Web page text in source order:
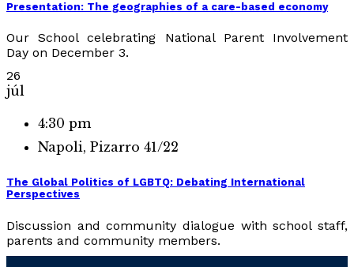
Presentation: The geographies of a care-based economy
Our School celebrating National Parent Involvement
Day on December 3.
26
júl
4:30 pm
Napoli, Pizarro 41/22
The Global Politics of LGBTQ: Debating International
Perspectives
Discussion and community dialogue with school staff,
parents and community members.